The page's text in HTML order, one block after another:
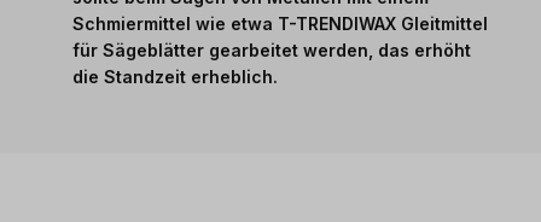
Schmiermittel wie etwa T-TRENDIWAX Gleitmittel
für Sägeblätter gearbeitet werden, das erhöht
die Standzeit erheblich.